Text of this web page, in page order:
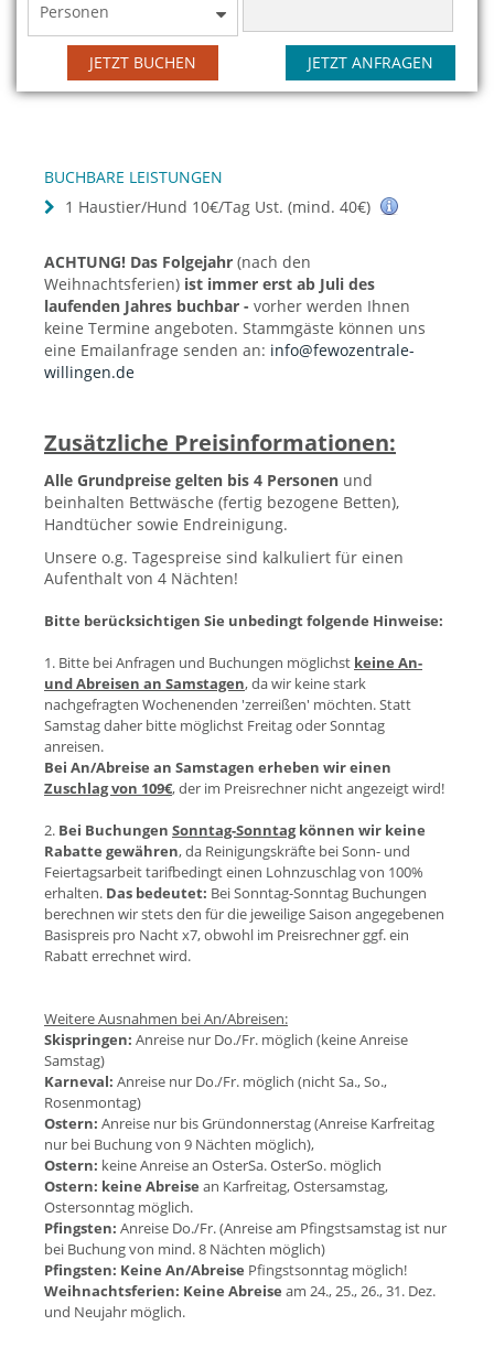
Personen
JETZT ANFRAGEN
JETZT BUCHEN
BUCHBARE LEISTUNGEN
1 Haustier/Hund 10€/Tag Ust. (mind. 40€)
ACHTUNG! Das Folgejahr (nach den
Weihnachtsferien) ist immer erst ab Juli des
laufenden Jahres buchbar - vorher werden Ihnen
keine Termine angeboten. Stammgäste können uns
eine Emailanfrage senden an: info@fewozentrale-
willingen.de
Zusätzliche Preisinformationen:
Alle Grundpreise gelten bis 4 Personen und
beinhalten Bettwäsche (fertig bezogene Betten),
Handtücher sowie Endreinigung.
Unsere o.g. Tagespreise sind kalkuliert für einen
Aufenthalt von 4 Nächten!
Bitte berücksichtigen Sie unbedingt folgende Hinweise:
1. Bitte bei Anfragen und Buchungen möglichst keine An-
und Abreisen an Samstagen, da wir keine stark
nachgefragten Wochenenden 'zerreißen' möchten. Statt
Samstag daher bitte möglichst Freitag oder Sonntag
anreisen.
Bei An/Abreise an Samstagen erheben wir einen
Zuschlag von 109€, der im Preisrechner nicht angezeigt wird!
2. Bei Buchungen Sonntag-Sonntagkönnen wir keine
Rabatte gewähren, da Reinigungskräfte bei Sonn- und
Feiertagsarbeit tarifbedingt einen Lohnzuschlag von 100%
erhalten. Das bedeutet: Bei Sonntag-Sonntag Buchungen
berechnen wir stets den für die jeweilige Saison angegebenen
Basispreis pro Nacht x7, obwohl im Preisrechner ggf. ein
Rabatt errechnet wird.
Weitere Ausnahmen bei An/Abreisen:
Skispringen: Anreise nur Do./Fr. möglich (keine Anreise
Samstag)
Karneval: Anreise nur Do./Fr. möglich (nicht Sa., So.,
Rosenmontag)
Ostern: Anreise nur bis Gründonnerstag (Anreise Karfreitag
nur bei Buchung von 9 Nächten möglich),
Ostern: keine Anreise an OsterSa. OsterSo. möglich
Ostern: keine Abreise an Karfreitag, Ostersamstag,
Ostersonntag möglich.
Pfingsten: Anreise Do./Fr. (Anreise am Pfingstsamstag ist nur
bei Buchung von mind. 8 Nächten möglich)
Pfingsten: Keine An/Abreise Pfingstsonntag möglich!
Weihnachtsferien: Keine Abreise am 24., 25., 26., 31. Dez.
und Neujahr möglich.